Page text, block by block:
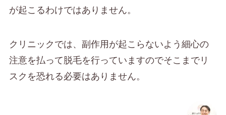
が起こるわけではありません。
クリニックでは、副作用が起こらないよう細心の
注意を払って脱毛を行っていますのでそこまでリ
スクを恐れる必要はありません。